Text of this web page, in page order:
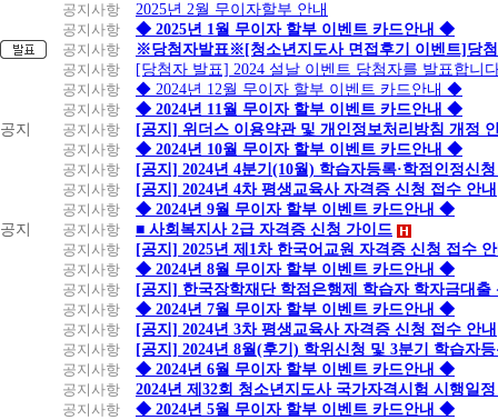
공지사항
2025년 2월 무이자할부 안내
공지사항
◆ 2025년 1월 무이자 할부 이벤트 카드안내 ◆
공지사항
※당첨자발표※[청소년지도사 면접후기 이벤트]당
공지사항
[당첨자 발표] 2024 설날 이벤트 당첨자를 발표합니
공지사항
◆ 2024년 12월 무이자 할부 이벤트 카드안내 ◆
공지사항
◆ 2024년 11월 무이자 할부 이벤트 카드안내 ◆
공지
공지사항
[공지] 위더스 이용약관 및 개인정보처리방침 개정
공지사항
◆ 2024년 10월 무이자 할부 이벤트 카드안내 ◆
공지사항
[공지] 2024년 4분기(10월) 학습자등록·학점인정신
공지사항
[공지] 2024년 4차 평생교육사 자격증 신청 접수 안내
공지사항
◆ 2024년 9월 무이자 할부 이벤트 카드안내 ◆
공지
공지사항
■ 사회복지사 2급 자격증 신청 가이드
공지사항
[공지] 2025년 제1차 한국어교원 자격증 신청 접수
공지사항
◆ 2024년 8월 무이자 할부 이벤트 카드안내 ◆
공지사항
[공지] 한국장학재단 학점은행제 학습자 학자금대출
공지사항
◆ 2024년 7월 무이자 할부 이벤트 카드안내 ◆
공지사항
[공지] 2024년 3차 평생교육사 자격증 신청 접수 안내
공지사항
[공지] 2024년 8월(후기) 학위신청 및 3분기 학습자
공지사항
◆ 2024년 6월 무이자 할부 이벤트 카드안내 ◆
공지사항
2024년 제32회 청소년지도사 국가자격시험 시행일
공지사항
◆ 2024년 5월 무이자 할부 이벤트 카드안내 ◆